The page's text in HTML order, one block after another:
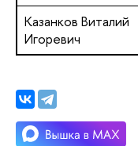
Казанков Виталий
Игоревич